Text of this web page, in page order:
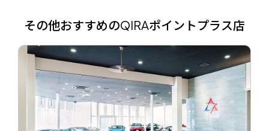
その他おすすめのQIRAポイントプラス店